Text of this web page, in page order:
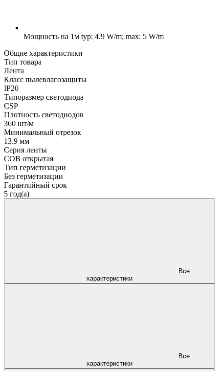
Мощность на 1м typ: 4.9 W/m; max: 5 W/m
Общие характеристики
Тип товара
Лента
Класс пылевлагозащиты
IP20
Типоразмер светодиода
CSP
Плотность светодиодов
360 шт/м
Минимальный отрезок
13.9 мм
Серия ленты
COB открытая
Тип герметизации
Без герметизации
Гарантийный срок
5 год(а)
характеристики
характеристики